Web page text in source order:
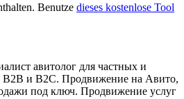
Benutze dieses kostenlose Tool
авитолог для частных и
B2B и B2C. Продвижение на Авито,
под ключ. Продвижение услуг